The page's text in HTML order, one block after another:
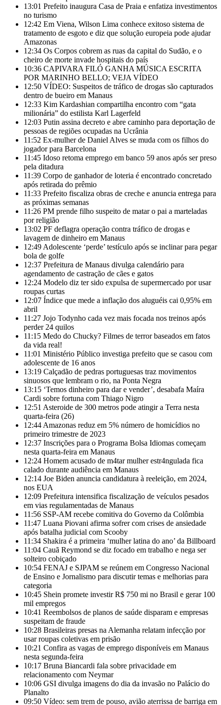
13:01 Prefeito inaugura Casa de Praia e enfatiza investimentos
no turismo
12:42 Em Viena, Wilson Lima conhece exitoso sistema de
tratamento de esgoto e diz que solução europeia pode ajudar
Amazonas
12:34 Os Corpos cobrem as ruas da capital do Sudão, e o
cheiro de morte invade hospitais do país
10:36 CAPIVARA FILÓ GANHA MÚSICA ESCRITA
POR MARINHO BELLO; VEJA VÍDEO
12:50 VÍDEO: Suspeitos de tráfico de drogas são capturados
dentro de bueiro em Manaus
12:33 Kim Kardashian compartilha encontro com “gata
milionária” do estilista Karl Lagerfeld
12:03 Putin assina decreto e abre caminho para deportação de
pessoas de regiões ocupadas na Ucrânia
11:52 Ex-mulher de Daniel Alves se muda com os filhos do
jogador para Barcelona
11:45 Idoso retoma emprego em banco 59 anos após ser preso
pela ditadura
11:39 Corpo de ganhador de loteria é encontrado concretado
após retirada do prêmio
11:33 Prefeito fiscaliza obras de creche e anuncia entrega para
as próximas semanas
11:26 PM prende filho suspeito de matar o pai a marteladas
por religião
13:02 PF deflagra operação contra tráfico de drogas e
lavagem de dinheiro em Manaus
12:49 Adolescente ‘perde’ testículo após se inclinar para pegar
bola de golfe
12:37 Prefeitura de Manaus divulga calendário para
agendamento de castração de cães e gatos
12:24 Modelo diz ter sido expulsa de supermercado por usar
roupas curtas
12:07 Índice que mede a inflação dos aluguéis cai 0,95% em
abril
11:27 Jojo Todynho cada vez mais focada nos treinos após
perder 24 quilos
11:15 Medo do Chucky? Filmes de terror baseados em fatos
da vida real!
11:01 Ministério Público investiga prefeito que se casou com
adolescente de 16 anos
13:19 Calçadão de pedras portuguesas traz movimentos
sinuosos que lembram o rio, na Ponta Negra
13:15 ‘Temos dinheiro para dar e vender’, desabafa Maíra
Cardi sobre fortuna com Thiago Nigro
12:51 Asteroide de 300 metros pode atingir a Terra nesta
quarta-feira (26)
12:44 Amazonas reduz em 5% número de homicídios no
primeiro trimestre de 2023
12:37 Inscrições para o Programa Bolsa Idiomas começam
nesta quarta-feira em Manaus
12:24 Homem acusado de m4tar mulher estr4ngulada fica
calado durante audiência em Manaus
12:14 Joe Biden anuncia candidatura à reeleição, em 2024,
nos EUA
12:09 Prefeitura intensifica fiscalização de veículos pesados
em vias regulamentadas de Manaus
11:56 SSP-AM recebe comitiva do Governo da Colômbia
11:47 Luana Piovani afirma sofrer com crises de ansiedade
após batalha judicial com Scooby
11:34 Shakira é a primeira ‘mulher latina do ano’ da Billboard
11:04 Cauã Reymond se diz focado em trabalho e nega ser
solteiro cobiçado
10:54 FENAJ e SJPAM se reúnem em Congresso Nacional
de Ensino e Jornalismo para discutir temas e melhorias para
categoria
10:45 Shein promete investir R$ 750 mi no Brasil e gerar 100
mil empregos
10:41 Reembolsos de planos de saúde disparam e empresas
suspeitam de fraude
10:28 Brasileiras presas na Alemanha relatam infecção por
usar roupas coletivas em prisão
10:21 Confira as vagas de emprego disponíveis em Manaus
nesta segunda-feira
10:17 Bruna Biancardi fala sobre privacidade em
relacionamento com Neymar
10:06 GSI divulga imagens do dia da invasão no Palácio do
Planalto
09:50 Vídeo: sem trem de pouso, avião aterrissa de barriga em